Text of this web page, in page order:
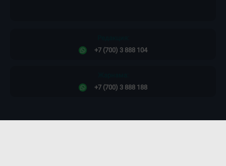
+7 (700) 3 888 104
+7 (700) 3 888 188